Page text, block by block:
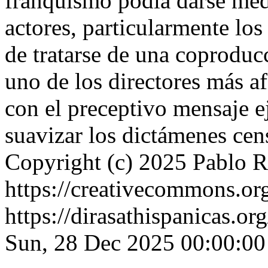
actores, particularmente
de tratarse de una
uno de los directores más
con el preceptivo mensaje
suavizar los dictámenes
Copyright (c) 2025 Pablo
https://
https://
Sun, 28 Dec 2025